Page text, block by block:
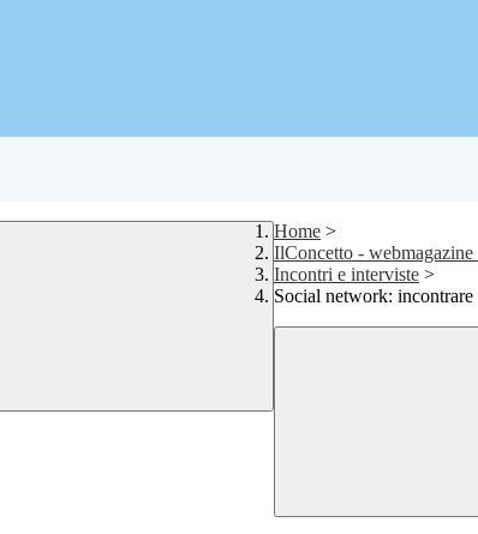
Home >
IlConcetto - webmagazine
Incontri e interviste >
Social network: